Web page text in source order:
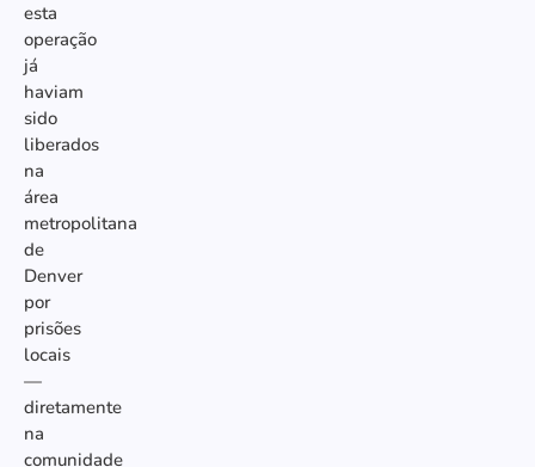
esta
operação
já
haviam
sido
liberados
na
área
metropolitana
de
Denver
por
prisões
locais
—
diretamente
na
comunidade